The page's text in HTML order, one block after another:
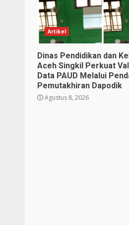
Artikel
Dinas Pendidikan dan
Aceh Singkil Perkuat
Data PAUD Melalui
Pemutakhiran Dapodik
Agustus 8, 2026